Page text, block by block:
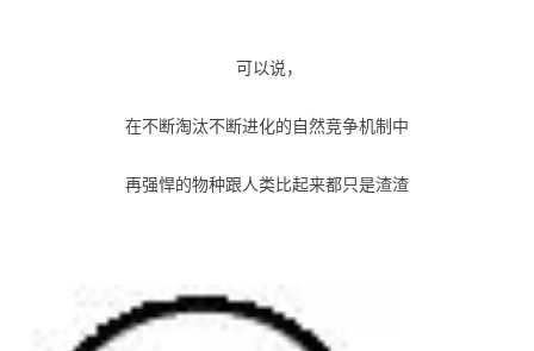
可以说，
在不断淘汰不断进化的自然竞争机制中
再强悍的物种跟人类比起来都只是渣渣